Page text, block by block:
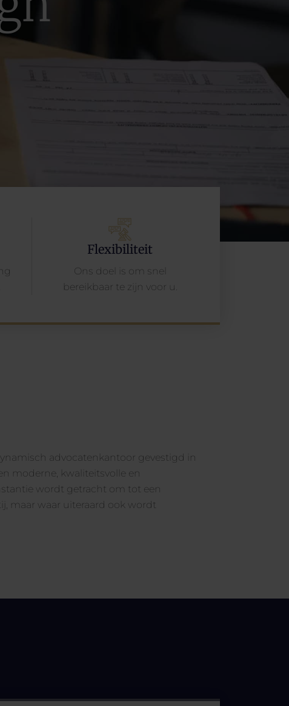
Flexibiliteit
Ons doel is om snel
bereikbaar te zijn voor u.
advocatenkantoor gevestigd in
moderne, kwaliteitsvolle en
wordt getracht om tot een
maar waar uiteraard ook wordt